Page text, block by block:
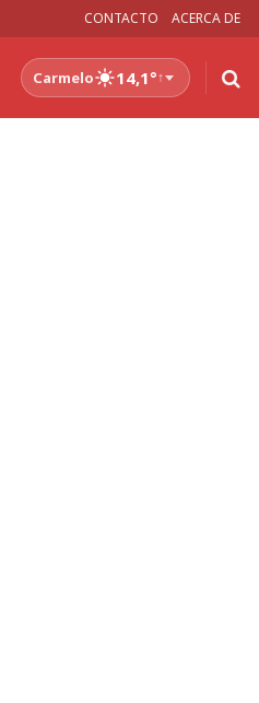
CONTACTO ACERCA DE
Carmelo 14,1°↑